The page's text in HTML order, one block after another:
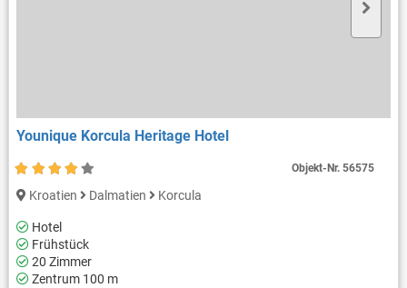
Younique Korcula Heritage Hotel
Kroatien Dalmatien Korcula
Hotel
Frühstück
20 Zimmer
Zentrum 100 m
Objekt-Nr.56575